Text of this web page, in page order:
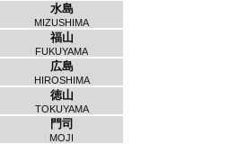
水島
MIZUSHIMA
福山
FUKUYAMA
広島
HIROSHIMA
徳山
TOKUYAMA
門司
MOJI